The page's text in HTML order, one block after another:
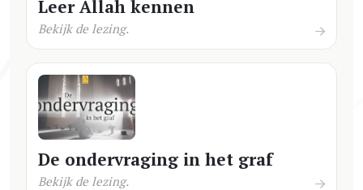
Leer Allah kennen
Bekijk de lezing.
De ondervraging in het graf
Bekijk de lezing.